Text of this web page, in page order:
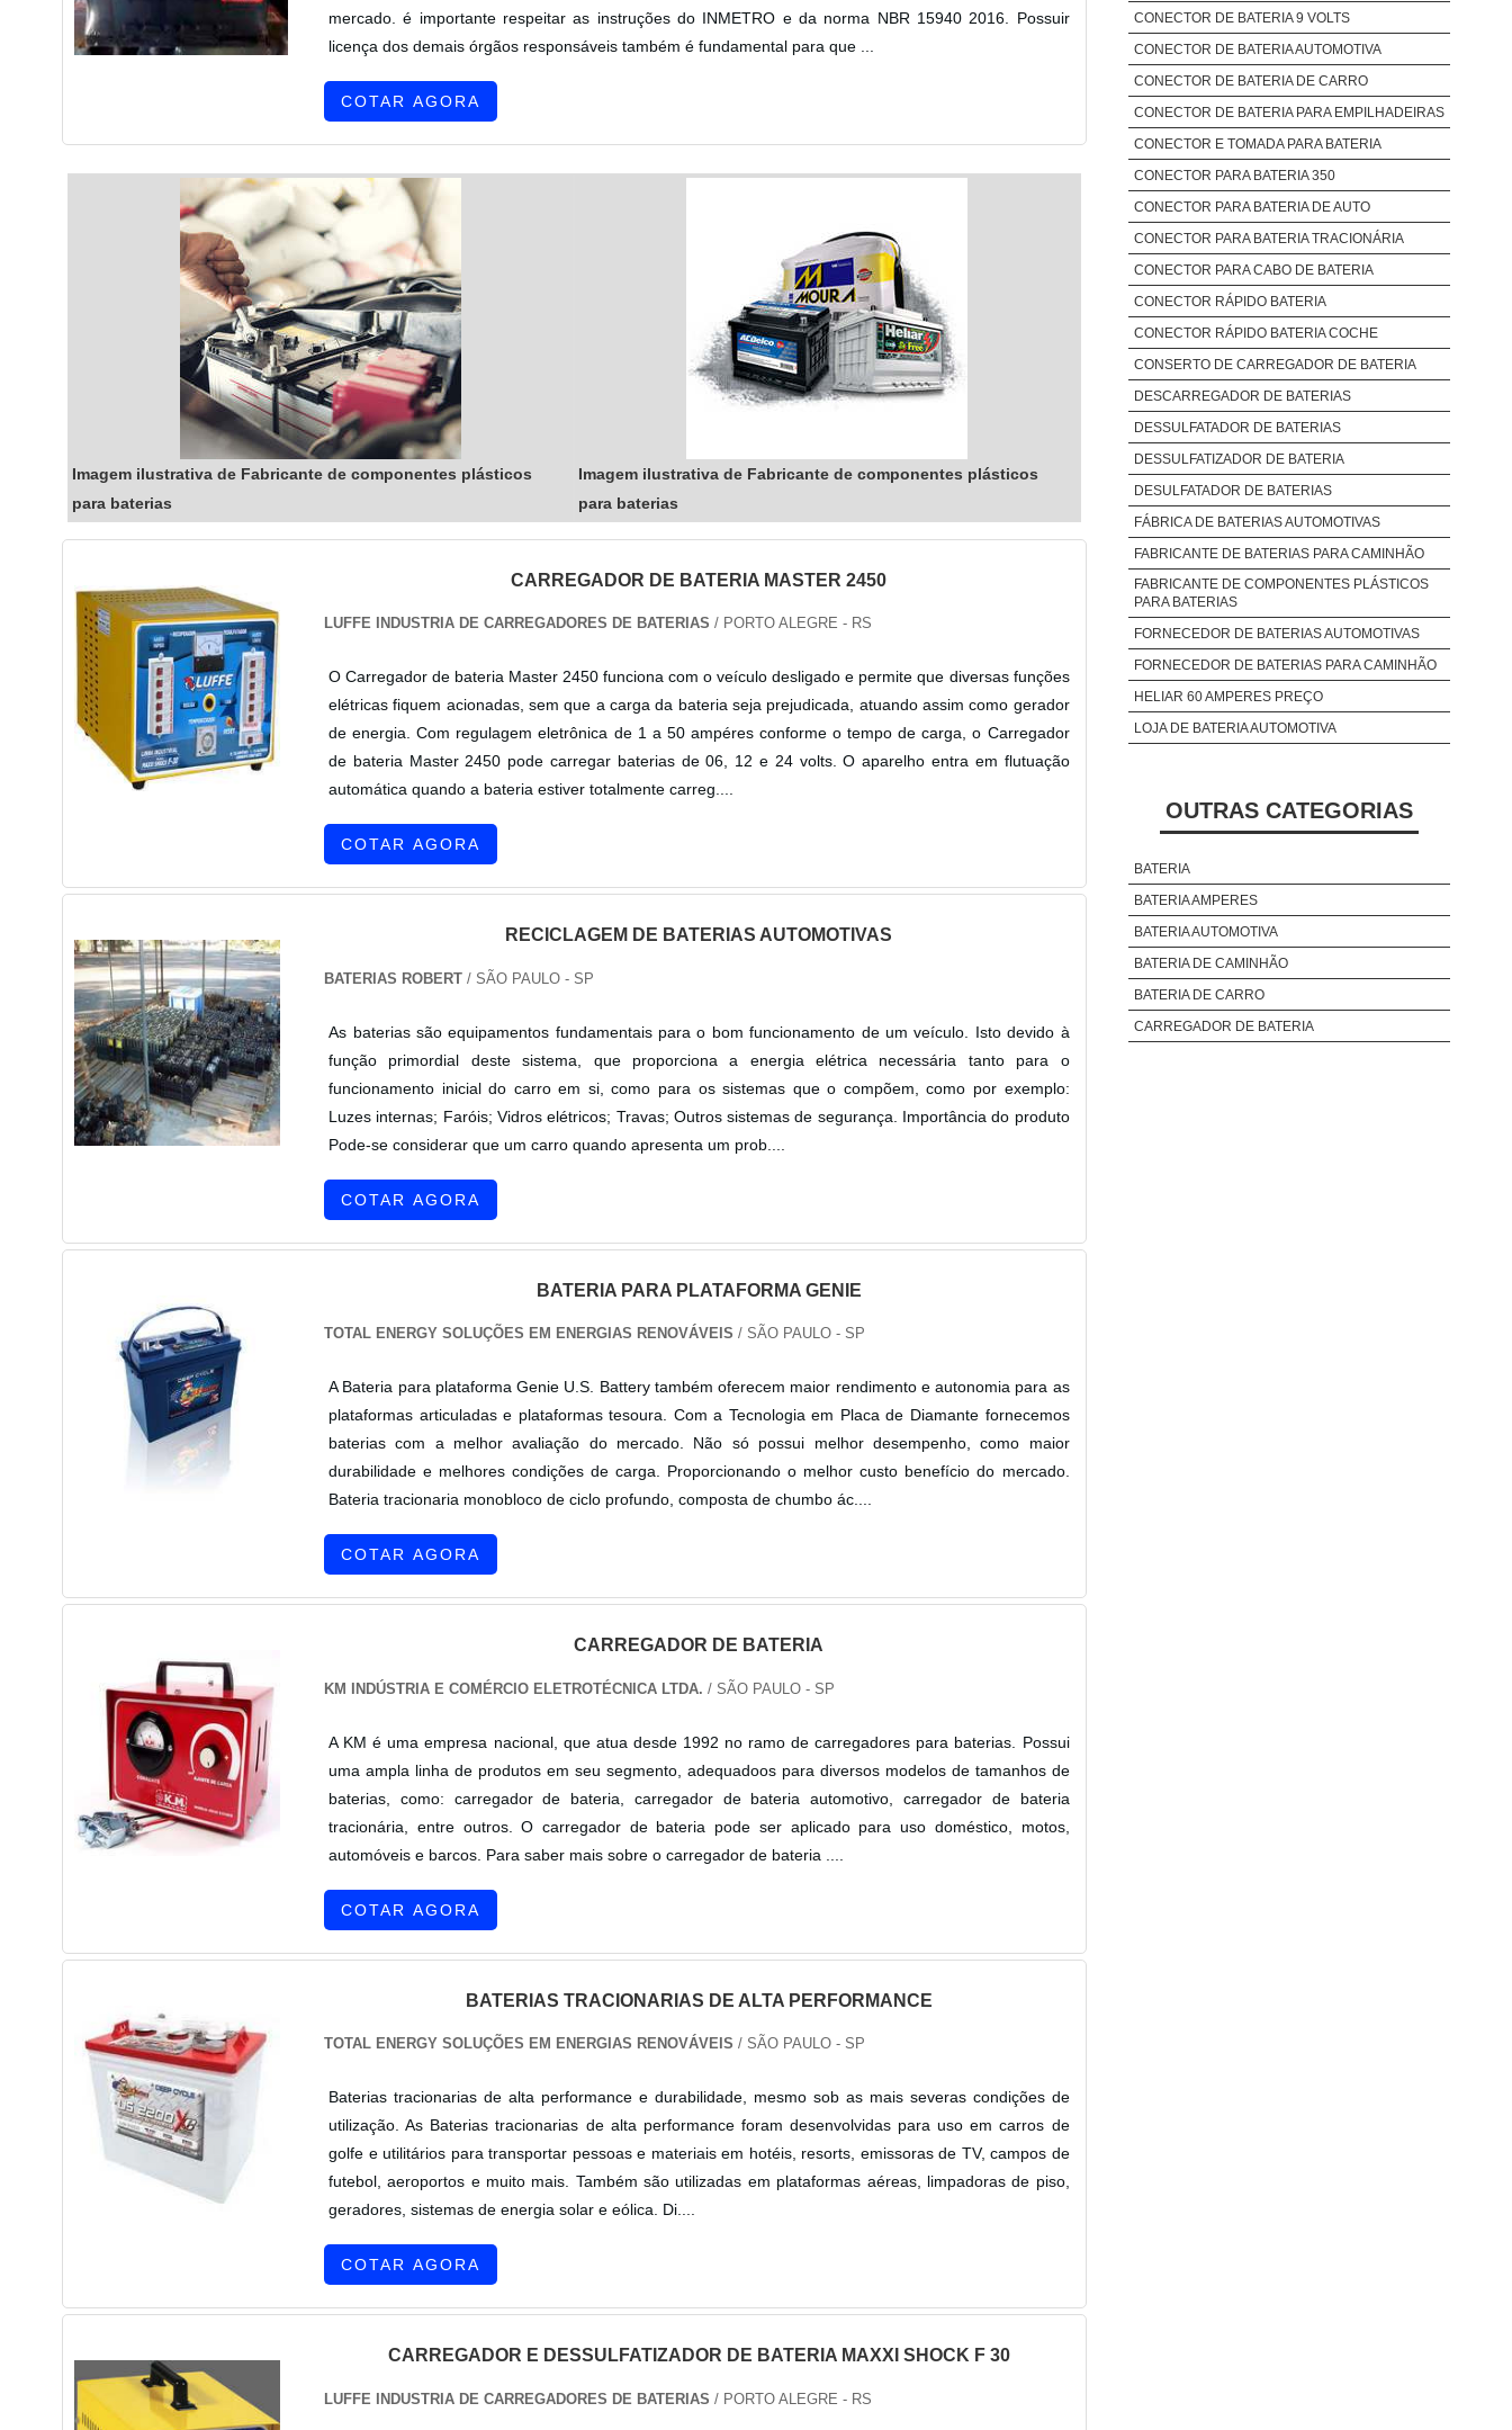
mercado. é importante respeitar as instruções do INMETRO e da norma NBR 15940 2016. Possuir
licença dos demais órgãos responsáveis também é fundamental para que ...
COTAR AGORA
Imagem ilustrativa de Fabricante de componentes plásticos
para baterias
Imagem ilustrativa de Fabricante de componentes plásticos
para baterias
CARREGADOR DE BATERIA MASTER 2450
LUFFE INDUSTRIA DE CARREGADORES DE BATERIAS / PORTO ALEGRE - RS
O Carregador de bateria Master 2450 funciona com o veículo desligado e permite que diversas funções
elétricas fiquem acionadas, sem que a carga da bateria seja prejudicada, atuando assim como gerador
de energia. Com regulagem eletrônica de 1 a 50 ampéres conforme o tempo de carga, o Carregador
de bateria Master 2450 pode carregar baterias de 06, 12 e 24 volts. O aparelho entra em flutuação
automática quando a bateria estiver totalmente carreg....
COTAR AGORA
RECICLAGEM DE BATERIAS AUTOMOTIVAS
BATERIAS ROBERT / SÃO PAULO - SP
As baterias são equipamentos fundamentais para o bom funcionamento de um veículo. Isto devido à
função primordial deste sistema, que proporciona a energia elétrica necessária tanto para o
funcionamento inicial do carro em si, como para os sistemas que o compõem, como por exemplo:
Luzes internas; Faróis; Vidros elétricos; Travas; Outros sistemas de segurança. Importância do produto
Pode-se considerar que um carro quando apresenta um prob....
COTAR AGORA
BATERIA PARA PLATAFORMA GENIE
TOTAL ENERGY SOLUÇÕES EM ENERGIAS RENOVÁVEIS / SÃO PAULO - SP
A Bateria para plataforma Genie U.S. Battery também oferecem maior rendimento e autonomia para as
plataformas articuladas e plataformas tesoura. Com a Tecnologia em Placa de Diamante fornecemos
baterias com a melhor avaliação do mercado. Não só possui melhor desempenho, como maior
durabilidade e melhores condições de carga. Proporcionando o melhor custo benefício do mercado.
Bateria tracionaria monobloco de ciclo profundo, composta de chumbo ác....
COTAR AGORA
CARREGADOR DE BATERIA
KM INDÚSTRIA E COMÉRCIO ELETROTÉCNICA LTDA. / SÃO PAULO - SP
A KM é uma empresa nacional, que atua desde 1992 no ramo de carregadores para baterias. Possui
uma ampla linha de produtos em seu segmento, adequadoos para diversos modelos de tamanhos de
baterias, como: carregador de bateria, carregador de bateria automotivo, carregador de bateria
tracionária, entre outros. O carregador de bateria pode ser aplicado para uso doméstico, motos,
automóveis e barcos. Para saber mais sobre o carregador de bateria ....
COTAR AGORA
BATERIAS TRACIONARIAS DE ALTA PERFORMANCE
TOTAL ENERGY SOLUÇÕES EM ENERGIAS RENOVÁVEIS / SÃO PAULO - SP
Baterias tracionarias de alta performance e durabilidade, mesmo sob as mais severas condições de
utilização. As Baterias tracionarias de alta performance foram desenvolvidas para uso em carros de
golfe e utilitários para transportar pessoas e materiais em hotéis, resorts, emissoras de TV, campos de
futebol, aeroportos e muito mais. Também são utilizadas em plataformas aéreas, limpadoras de piso,
geradores, sistemas de energia solar e eólica. Di....
COTAR AGORA
CARREGADOR E DESSULFATIZADOR DE BATERIA MAXXI SHOCK F 30
LUFFE INDUSTRIA DE CARREGADORES DE BATERIAS / PORTO ALEGRE - RS
CONECTOR DE BATERIA 9 VOLTS
CONECTOR DE BATERIA AUTOMOTIVA
CONECTOR DE BATERIA DE CARRO
CONECTOR DE BATERIA PARA EMPILHADEIRAS
CONECTOR E TOMADA PARA BATERIA
CONECTOR PARA BATERIA 350
CONECTOR PARA BATERIA DE AUTO
CONECTOR PARA BATERIA TRACIONÁRIA
CONECTOR PARA CABO DE BATERIA
CONECTOR RÁPIDO BATERIA
CONECTOR RÁPIDO BATERIA COCHE
CONSERTO DE CARREGADOR DE BATERIA
DESCARREGADOR DE BATERIAS
DESSULFATADOR DE BATERIAS
DESSULFATIZADOR DE BATERIA
DESULFATADOR DE BATERIAS
FÁBRICA DE BATERIAS AUTOMOTIVAS
FABRICANTE DE BATERIAS PARA CAMINHÃO
FABRICANTE DE COMPONENTES PLÁSTICOS
PARA BATERIAS
FORNECEDOR DE BATERIAS AUTOMOTIVAS
FORNECEDOR DE BATERIAS PARA CAMINHÃO
HELIAR 60 AMPERES PREÇO
LOJA DE BATERIA AUTOMOTIVA
OUTRAS CATEGORIAS
BATERIA
BATERIA AMPERES
BATERIA AUTOMOTIVA
BATERIA DE CAMINHÃO
BATERIA DE CARRO
CARREGADOR DE BATERIA